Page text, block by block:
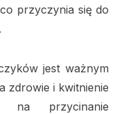
przyczynia się do
jest ważnym
zdrowie i kwitnienie
na przycinanie